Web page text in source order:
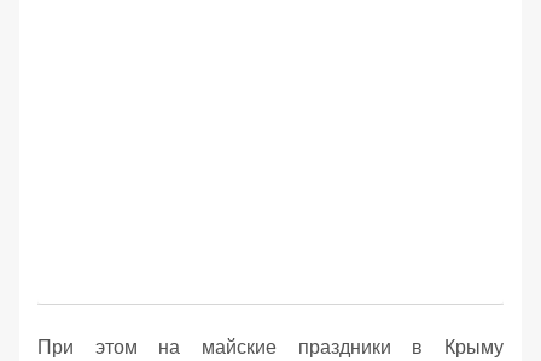
При этом на майские праздники в Крыму